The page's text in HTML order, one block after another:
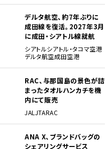
デルタ航空、約7年ぶりに
成田線を復活。2027年3月
に成田・シアトル線就航
シアトルシアトル・タコマ空港
デルタ航空成田空港
RAC、与那国島の景色が詰
まったタオルハンカチを機
内にて販売
JAL JTARAC
ANA X、ブランドバッグの
シェアリングサービス